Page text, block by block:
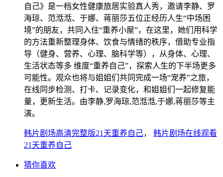
自己》是一档女性健康旅居实验真人秀，邀请李静、罗
海琼、范湉湉、于娜、蒋丽莎五位正经历人生“中场困
境”的朋友，共同入住“重养小屋”，在这里，她们用科学
的方法重新整理身体、饮食与情绪的秩序，借助专业指
导（健身、营养、心理、脑科学等），从身体、心理、
生活状态等多 维度“重养自己”，探索人生的下半场更多
可能性。观众也将与姐姐们共同完成一场“宠养”之旅，
在线同步检测、打卡、记录变化，和姐姐们一起修复能
量，更新生活。由李静,罗海琼,范湉湉,于娜,蒋丽莎等主
演。
韩片剧场高清完整版21天重养自己，
韩片剧场在线观看
21天重养自己
猜你喜欢